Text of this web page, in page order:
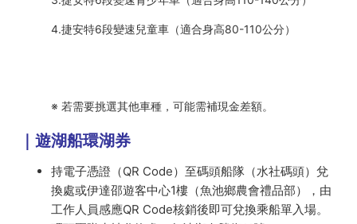
4.捷安特6段變速兒童車（適合身高80-110公分）
※ 若需要挑選其他車種，可能需補現金差額。
｜遊湖船環湖券
持電子憑證（QR Code）至碼頭船隊（水社碼頭）兌
換處或伊達邵遊客中心1樓（魚池鄉農會禮品部），由
工作人員感應QR Code核銷後即可兌換乘船單入場。